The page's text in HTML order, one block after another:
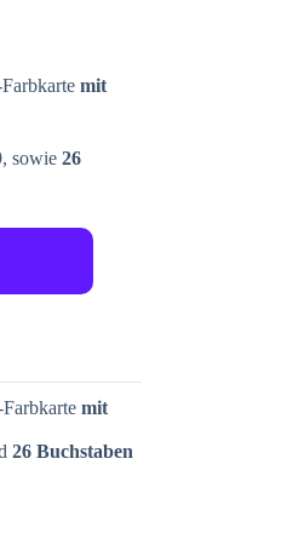
mit
sowie 26
mit
26 Buchstaben